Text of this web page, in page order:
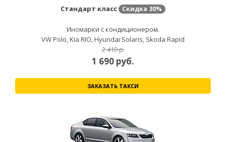
Стандарт класс Скидка 30%
Иномарки с кондиционером.
VW Polo, Kia RIO, Hyundai Solaris, Skoda Rapid
2 410 р.
1 690 руб.
ЗАКАЗАТЬ ТАКСИ